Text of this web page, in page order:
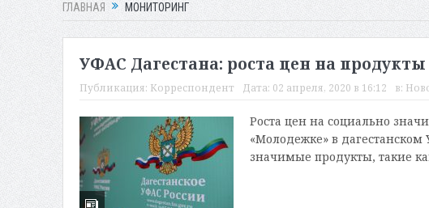
ГЛАВНАЯ МОНИТОРИНГ
УФАС Дагестана: роста цен на продукты
Публикация: Корреспондент Дата: 02 апреля, 2020 в 16:12 в:
Роста цен на социально
«Молодежке» в
значимые продукты, такие